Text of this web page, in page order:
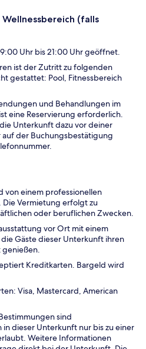
Wellnessbereich (falls
Uhr bis 21:00 Uhr geöffnet.
ist der Zutritt zu folgenden
gestattet: Pool, Fitnessbereich
und Behandlungen im
eine Reservierung erforderlich.
Unterkunft dazu vor deiner
der Buchungsbestätigung
von einem professionellen
Vermietung erfolgt zu
oder beruflichen Zwecken.
vor Ort mit einem
Gäste dieser Unterkunft ihren
Kreditkarten. Bargeld wird
Visa, Mastercard, American
sind
dieser Unterkunft nur bis zu einer
Weitere Informationen